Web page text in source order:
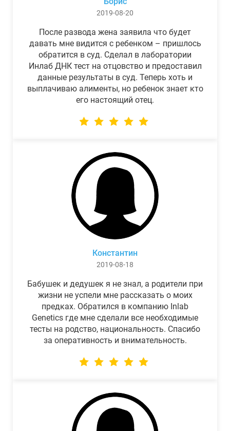
2019-08-20
После развода жена заявила что будет
давать мне видится с ребенком – пришлось
обратится в суд. Сделал в лаборатории
Инлаб ДНК тест на отцовство и предоставил
данные результаты в суд. Теперь хоть и
выплачиваю алименты, но ребенок знает кто
его настоящий отец.
Константин
2019-08-18
Бабушек и дедушек я не знал, а родители при
жизни не успели мне рассказать о моих
предках. Обратился в компанию Inlab
Genetics где мне сделали все необходимые
тесты на родство, национальность. Спасибо
за оперативность и внимательность.